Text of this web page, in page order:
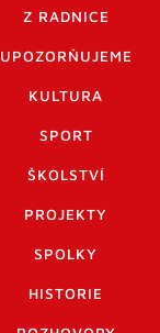
Z RADNICE
UPOZORŇUJEME
KULTURA
SPORT
ŠKOLSTVÍ
PROJEKTY
SPOLKY
HISTORIE